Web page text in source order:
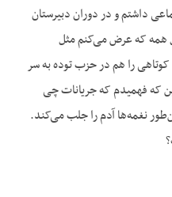
داشتم و در دوران دبیرستان
همه که عرض می‌کنم مثل
را هم در حزب توده به سر
که فهمیدم که جریانات چی
نغمه‌ها آدم را جلب می‌کند.